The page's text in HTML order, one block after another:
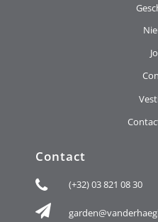
Contact
(+32) 03 821 08 30